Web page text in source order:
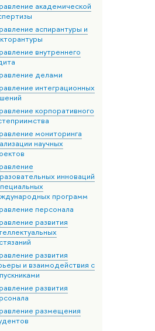
академической
аспирантуры и
внутреннего
делами
интеграционных
корпоративного
мониторинга
научных
инноваций
программ
персонала
развития
развития
и взаимодействия с
развития
размещения